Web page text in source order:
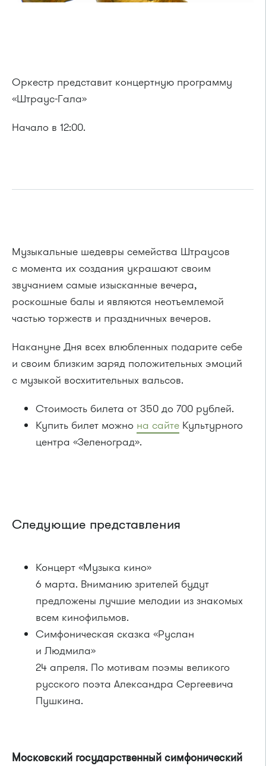
Оркестр представит концертную программу
«Штраус-Гала»
Начало в 12:00.
Музыкальные шедевры семейства Штраусов
с момента их создания украшают своим
звучанием самые изысканные вечера,
роскошные балы и являются неотъемлемой
частью торжеств и праздничных вечеров.
Накануне Дня всех влюбленных подарите себе
и своим близким заряд положительных эмоций
с музыкой восхитительных вальсов.
Стоимость билета от 350 до 700 рублей.
Купить билет можно на сайте Культурного
центра «Зеленоград».
Следующие представления
Концерт «Музыка кино»
6 марта. Вниманию зрителей будут
предложены лучшие мелодии из знакомых
всем кинофильмов.
Симфоническая сказка «Руслан
и Людмила»
24 апреля. По мотивам поэмы великого
русского поэта Александра Сергеевича
Пушкина.
Московский государственный симфонический